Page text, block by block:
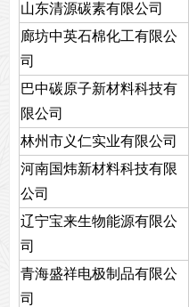
山东清源碳素有限公司
廊坊中英石棉化工有限公
司
巴中碳原子新材料科技有
限公司
林州市义仁实业有限公司
河南国炜新材料科技有限
公司
辽宁宝来生物能源有限公
司
青海盛祥电极制品有限公
司